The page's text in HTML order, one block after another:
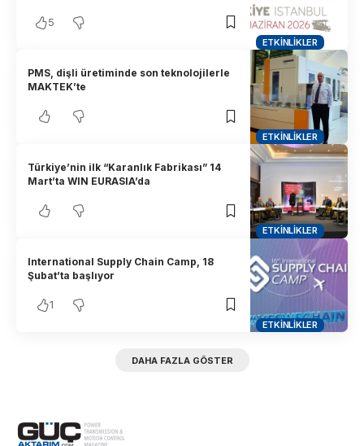
ETKINLIKLER
5
ETKINLIKLER
PMS, dişli üretiminde son teknolojilerle
MAKTEK’te
ETKINLIKLER
Türkiye’nin ilk “Karanlık Fabrikası” 14
Mart’ta WIN EURASIA’da
ETKINLIKLER
International Supply Chain Camp, 18
Şubat’ta başlıyor
1
DAHA FAZLA GÖSTER